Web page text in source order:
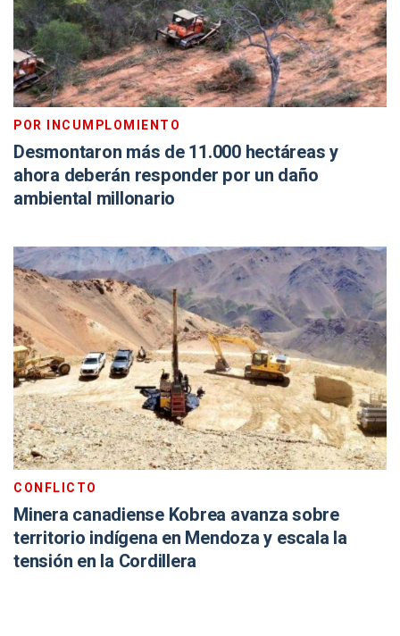
POR INCUMPLOMIENTO
Desmontaron más de 11.000 hectáreas y
ahora deberán responder por un daño
ambiental millonario
CONFLICTO
Minera canadiense Kobrea avanza sobre
territorio indígena en Mendoza y escala la
tensión en la Cordillera